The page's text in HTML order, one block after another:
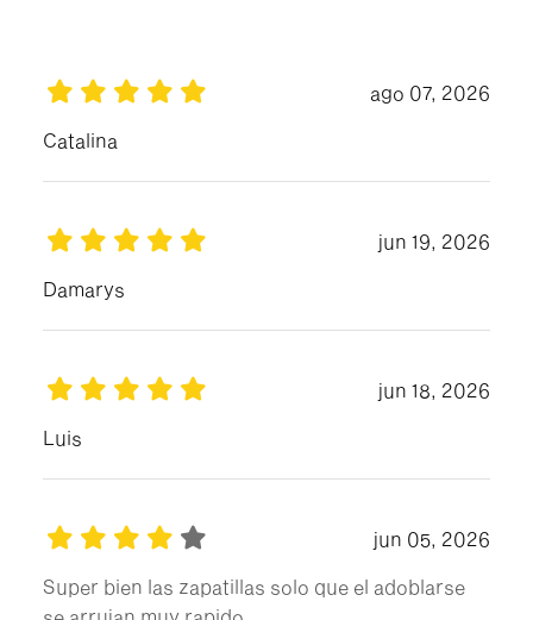
ago 07, 2026
Catalina
jun 19, 2026
Damarys
jun 18, 2026
Luis
jun 05, 2026
Super bien las zapatillas solo que el adoblarse